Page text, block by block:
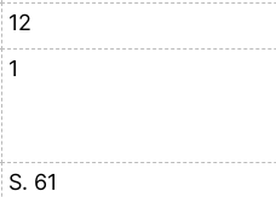
12
1
S. 61